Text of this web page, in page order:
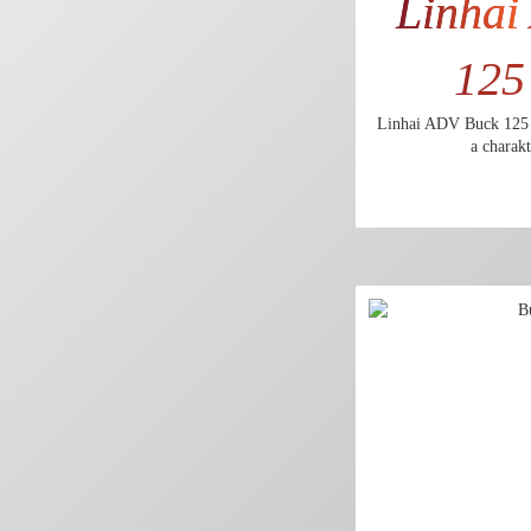
Linhai
Linhai ADV Buck
a